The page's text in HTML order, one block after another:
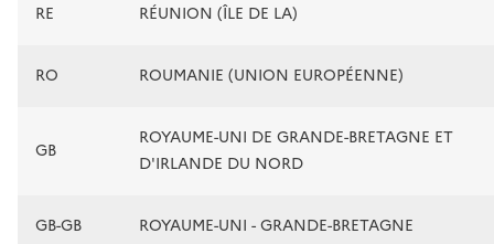
RE RÉUNION (ÎLE DE LA)
RO ROUMANIE (UNION EUROPÉENNE)
GB
ROYAUME-UNI DE GRANDE-BRETAGNE ET
D'IRLANDE DU NORD
GB-GB ROYAUME-UNI - GRANDE-BRETAGNE